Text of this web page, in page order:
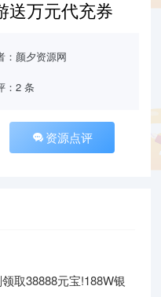
送万元代充券
：颜夕资源网
：2 条
资源点评
取38888元宝!188W银